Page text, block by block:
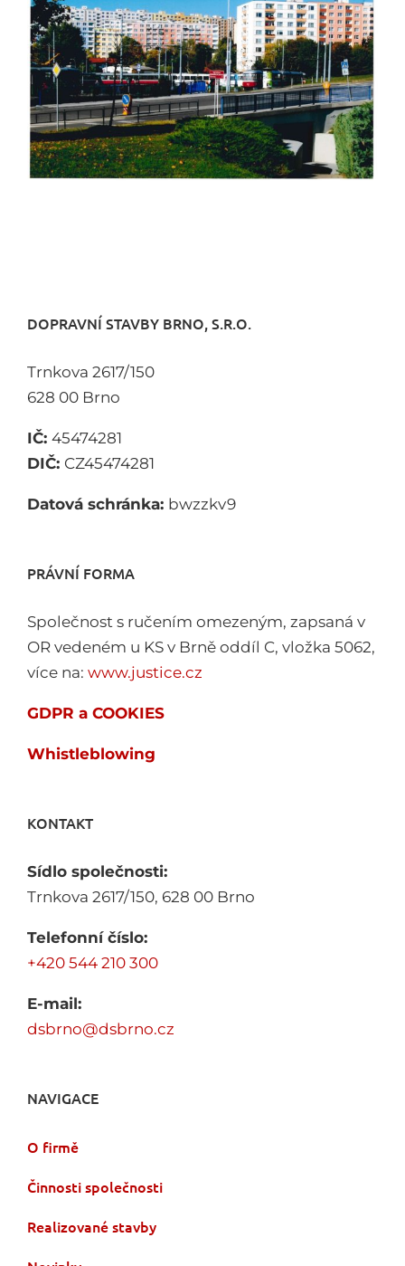
DOPRAVNÍ STAVBY BRNO, S.R.O.
Trnkova 2617/150
628 00 Brno
IČ: 45474281
DIČ: CZ45474281
Datová schránka: bwzzkv9
PRÁVNÍ FORMA
Společnost s ručením omezeným, zapsaná v
OR vedeném u KS v Brně oddíl C, vložka 5062,
více na: www.justice.cz
GDPR a COOKIES
Whistleblowing
KONTAKT
Sídlo společnosti:
Trnkova 2617/150, 628 00 Brno
Telefonní číslo:
+420 544 210 300
E-mail:
dsbrno@dsbrno.cz
NAVIGACE
O firmě
Činnosti společnosti
Realizované stavby